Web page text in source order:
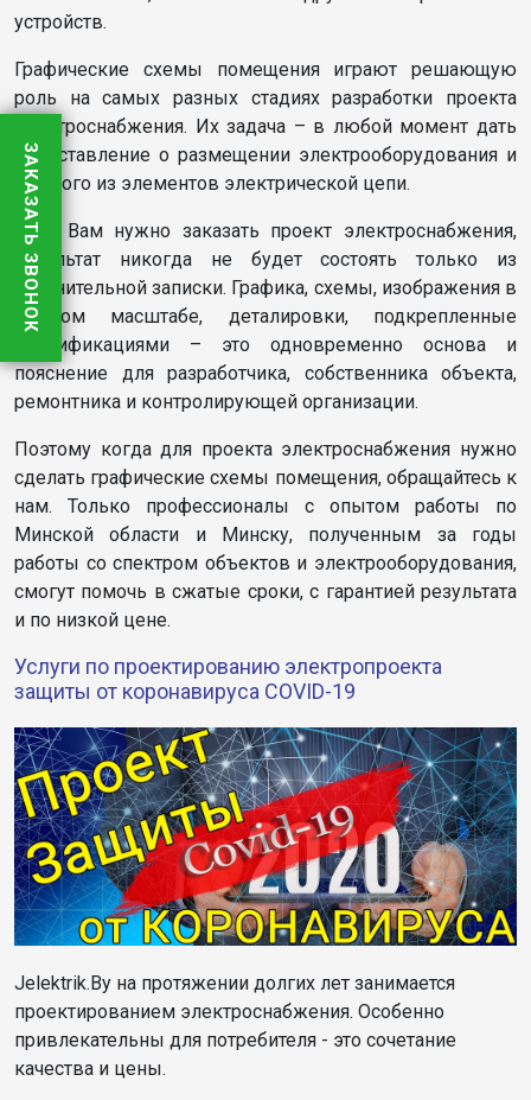
устройств.
Графические схемы помещения играют решающую
роль на самых разных стадиях разработки проекта
электроснабжения. Их задача – в любой момент дать
представление о размещении электрооборудования и
каждого из элементов электрической цепи.
Если Вам нужно заказать проект электроснабжения,
результат никогда не будет состоять только из
пояснительной записки. Графика, схемы, изображения в
нужном масштабе, деталировки, подкрепленные
спецификациями – это одновременно основа и
пояснение для разработчика, собственника объекта,
ремонтника и контролирующей организации.
Поэтому когда для проекта электроснабжения нужно
сделать графические схемы помещения, обращайтесь к
нам. Только профессионалы с опытом работы по
Минской области и Минску, полученным за годы
работы со спектром объектов и электрооборудования,
смогут помочь в сжатые сроки, с гарантией результата
и по низкой цене.
Услуги по проектированию электропроекта
защиты от коронавируса COVID-19
Jelektrik.By на протяжении долгих лет занимается
проектированием электроснабжения. Особенно
привлекательны для потребителя - это сочетание
качества и цены.
ЗАКАЗАТЬ ЗВОНОК